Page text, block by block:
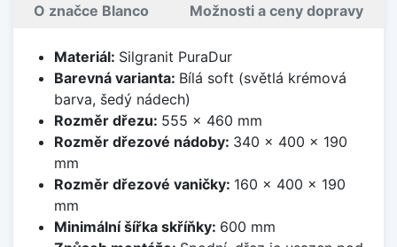
O značce Blanco Možnosti a ceny dopravy
Materiál: Silgranit PuraDur
Barevná varianta: Bílá soft (světlá krémová
barva, šedý nádech)
Rozměr dřezu: 555 x 460 mm
Rozměr dřezové nádoby: 340 x 400 x 190
mm
Rozměr dřezové vaničky: 160 x 400 x 190
mm
Minimální šířka skříňky: 600 mm